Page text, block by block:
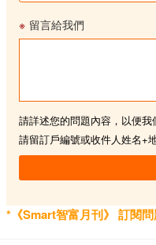
※ 留言給我們
請詳述您的問題內容，以便我
請留訂戶編號或收件人姓名+
*《Smart智富月刊》 訂閱